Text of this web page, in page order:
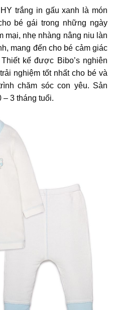
HY trắng in gấu xanh là món
bé gái trong những ngày
mại, nhẹ nhàng nâng niu làn
mang đến cho bé cảm giác
kế được Bibo’s nghiên
nghiệm tốt nhất cho bé và
chăm sóc con yêu. Sản
– 3 tháng tuổi.